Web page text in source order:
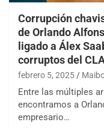
Corrupción
de Orlando
ligado a Álex
corruptos del
febrero 5, 2025
Entre las múltiples
encontramos a
empresario…